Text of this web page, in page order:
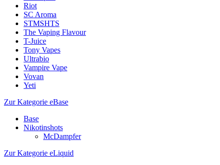
Riot
SC Aroma
STMSHTS
The Vaping Flavour
T-Juice
Tony Vapes
Ultrabio
Vampire Vape
Vovan
Yeti
Zur Kategorie eBase
Base
Nikotinshots
McDampfer
Zur Kategorie eLiquid